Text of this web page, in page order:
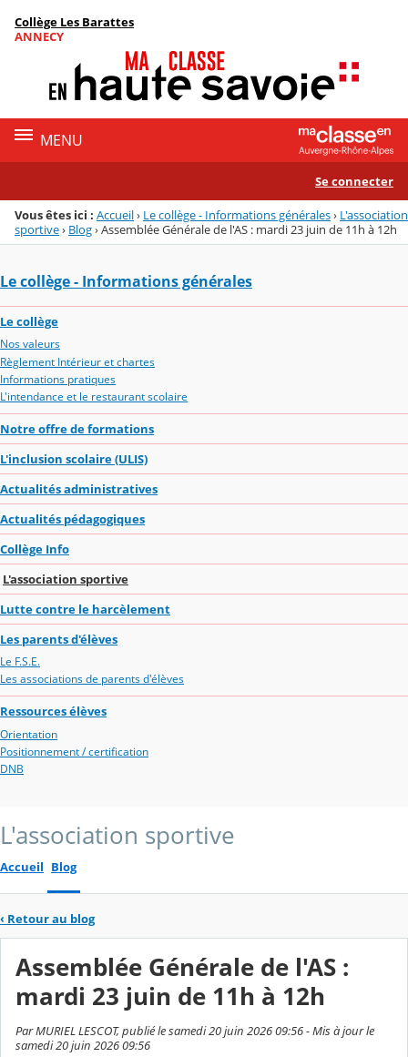
Menu de la rubrique
Contenu
Collège Les Barattes
ANNECY
MENU
Se connecter
Vous êtes ici : Accueil› Le collège - Informations générales› L'association
sportive› Blog›Assemblée Générale de l'AS : mardi 23 juin de 11h à 12h
Le collège - Informations générales
Le collège
Nos valeurs
Règlement Intérieur et chartes
Informations pratiques
L'intendance et le restaurant scolaire
Notre offre de formations
L'inclusion scolaire (ULIS)
Actualités administratives
Actualités pédagogiques
Collège Info
L'association sportive
Lutte contre le harcèlement
Les parents d'élèves
Le F.S.E.
Les associations de parents d'élèves
Ressources élèves
Orientation
Positionnement / certification
DNB
L'association sportive
Accueil Blog
‹ Retour au blog
Assemblée Générale de l'AS :
mardi 23 juin de 11h à 12h
Par MURIEL LESCOT, publié le samedi 20 juin 2026 09:56 - Mis à jour le
samedi 20 juin 2026 09:56